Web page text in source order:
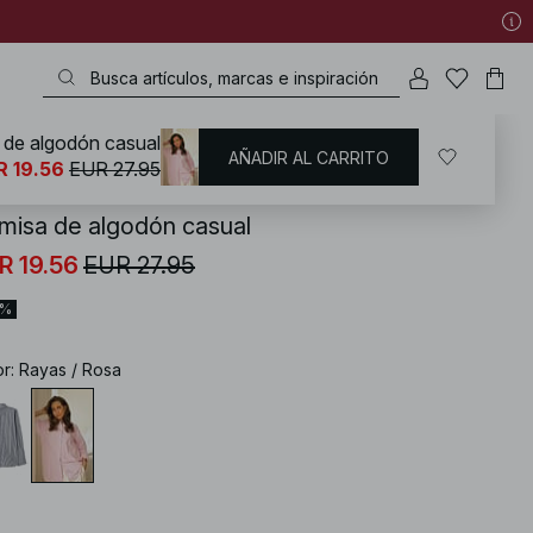
/ Ropa de verano
de algodón casual
19.56 EUR 27.95
: Rayas / Rosa
de algodón casual
19.56 EUR 27.95 AÑADIR AL CARRITO